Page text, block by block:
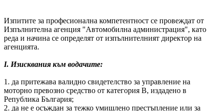
Изпитите за професионална компетентност се провеждат от
Изпълнителна агенция "Автомобилна администрация", като
реда и начина се определят от изпълнителният директор на
агенцията.
I. Изисквания към водачите:
1. да притежава валидно свидетелство за управление на
моторно превозно средство от категория В, издадено в
Република България;
2. да не е осъждан за тежко умишлено престъпление или за